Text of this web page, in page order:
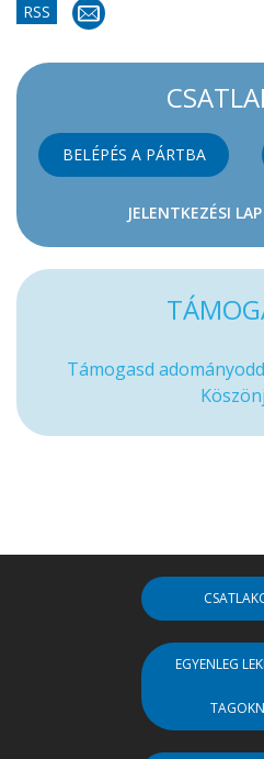
RSS
BELÉPÉS A PÁRTBA
JELENTKEZÉSI
Támogasd
EGYENLEG